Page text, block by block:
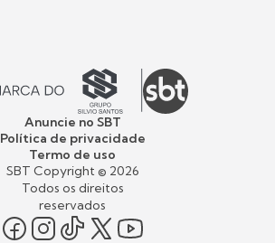
Anuncie no SBT
Política de privacidade
Termo de uso
SBT Copyright © 2026
Todos os direitos
reservados